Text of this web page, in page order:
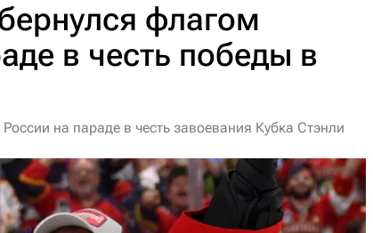
флагом
в честь победы в
на параде в честь завоевания Кубка Стэнли